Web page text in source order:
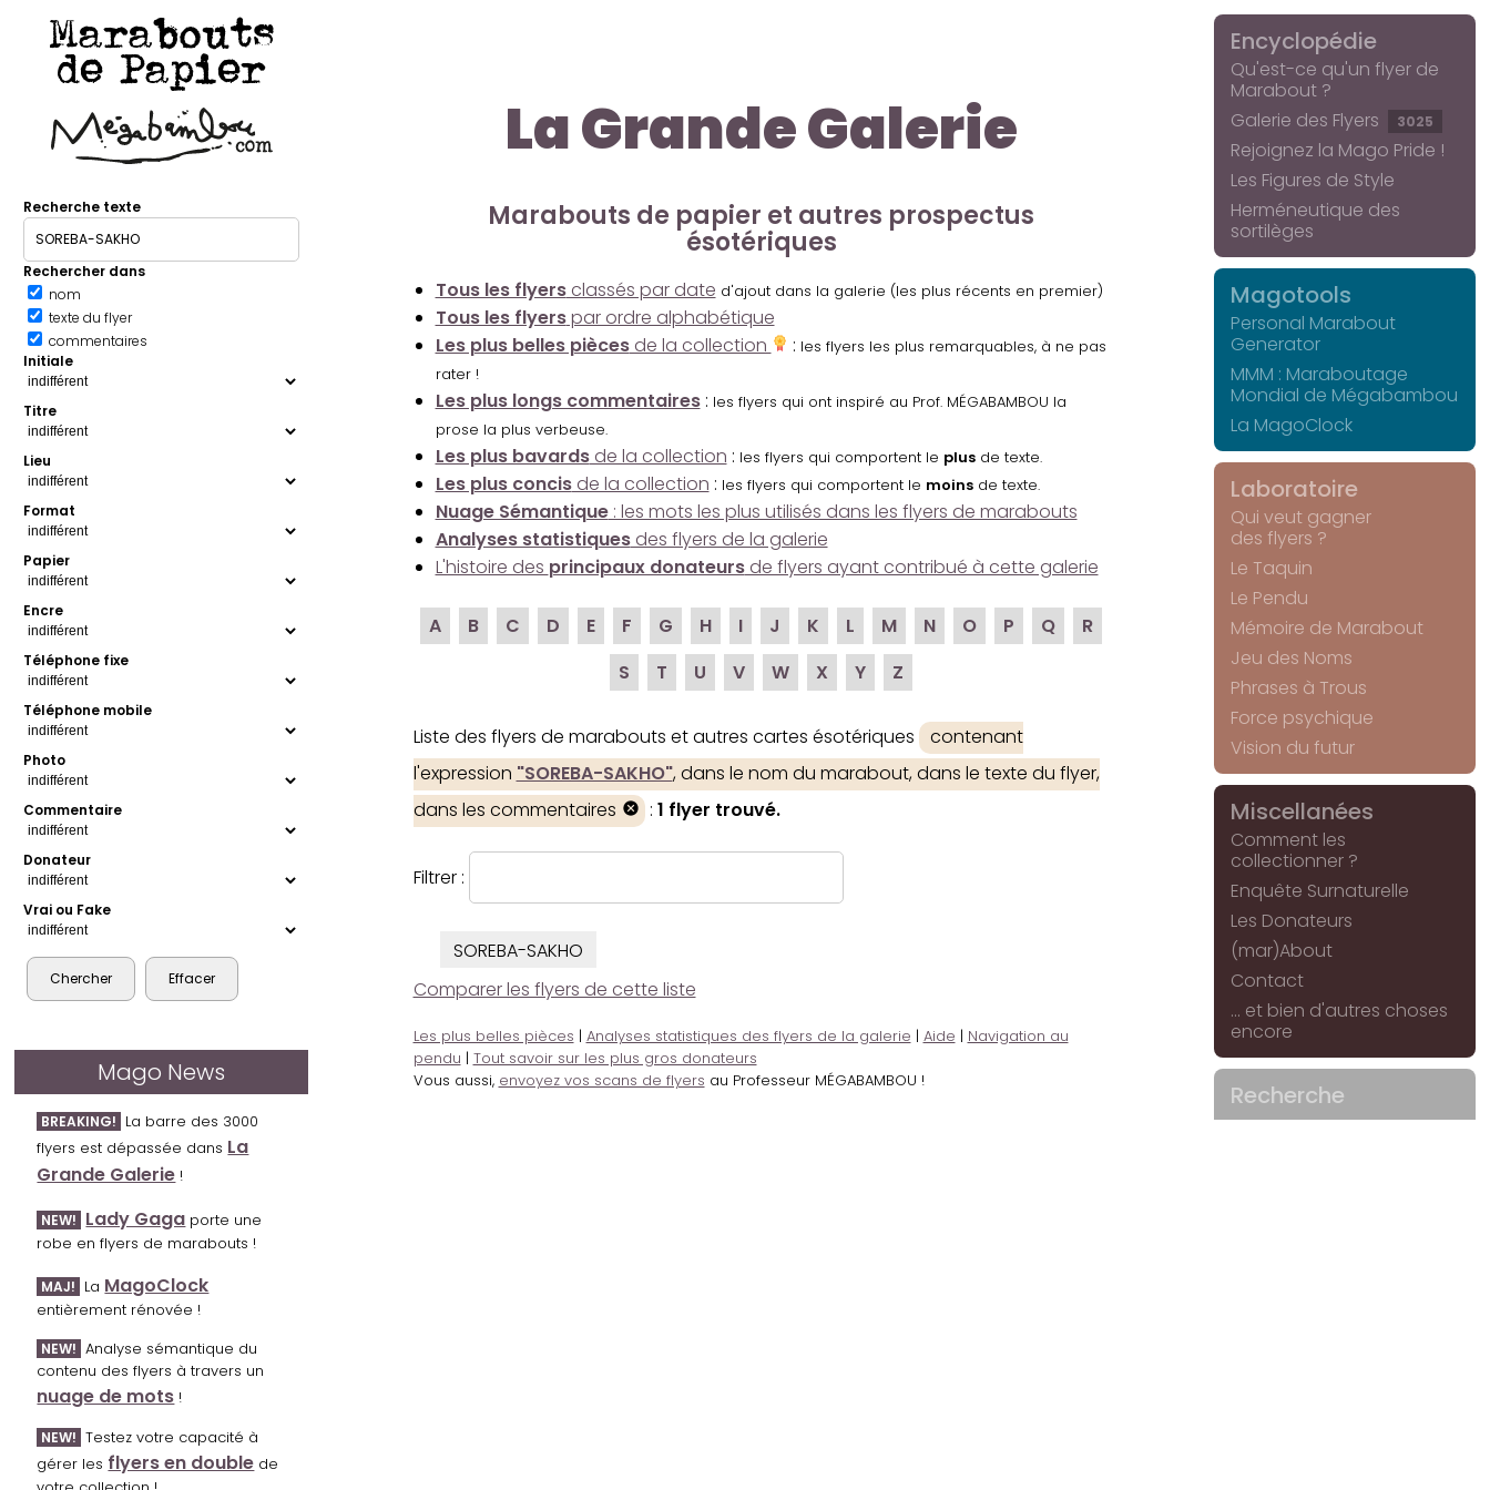
Marabouts
de Papier
Recherche texte
Rechercher dans
nom
texte du flyer
commentaires
Initiale
Titre
Lieu
Format
Papier
Encre
Téléphone fixe
Téléphone mobile
Photo
Commentaire
Donateur
Vrai ou Fake
Mago News
BREAKING! La barre des 3000
flyers est dépassée dans La
Grande Galerie !
NEW! Lady Gaga porte une
robe en flyers de marabouts !
MAJ! La MagoClock
entièrement rénovée !
NEW! Analyse sémantique du
contenu des flyers à travers un
nuage de mots !
NEW! Testez votre capacité à
gérer les flyers en double de
La Grande Galerie
Marabouts de papier et autres prospectus
ésotériques
Tous les flyersclassés par date d'ajout dans la galerie (les plus récents en premier)
Tous les flyerspar ordre alphabétique
Les plus belles piècesde la collection : les flyers les plus remarquables, à ne pas
rater !
Les plus longs commentaires: les flyers qui ont inspiré au Prof. MÉGABAMBOU la
prose la plus verbeuse.
Les plus bavardsde la collection : les flyers qui comportent le plusde texte.
Les plus concisde la collection : les flyers qui comportent le moinsde texte.
Nuage Sémantique: les mots les plus utilisés dans les flyers de marabouts
Analyses statistiquesdes flyers de la galerie
L'histoire des principaux donateursde flyers ayant contribué à cette galerie
A B C D E F G H I J K L M N O P Q
R
S
T U V W X Y Z
Liste des flyers de marabouts et autres cartes ésotériques
contenant
l'expression "SOREBA-SAKHO", dans le nom du marabout, dans le texte du flyer,
dans les commentaires
: 1 flyer trouvé.
Filtrer :
SOREBA-SAKHO
Comparer les flyers de cette liste
Les plus belles pièces | Analyses statistiques des flyers de la galerie | Aide | Navigation au
pendu | Tout savoir sur les plus gros donateurs
Vous aussi, envoyez vos scans de flyers au Professeur MÉGABAMBOU !
Encyclopédie
Qu'est-ce qu'un flyer de
Marabout ?
Galerie des Flyers
3025
Rejoignez la Mago Pride !
Les Figures de Style
Herméneutique des
sortilèges
Magotools
Personal Marabout
Generator
MMM : Maraboutage
Mondial de Mégabambou
La MagoClock
Laboratoire
Qui veut gagner
des flyers ?
Le Taquin
Le Pendu
Mémoire de Marabout
Jeu des Noms
Phrases à Trous
Force psychique
Vision du futur
Miscellanées
Comment les
collectionner ?
Enquête Surnaturelle
Les Donateurs
(mar)About
Contact
... et bien d'autres choses
encore
Recherche